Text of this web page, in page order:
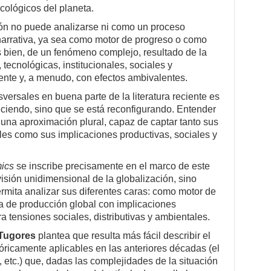
del planeta.
no puede analizarse ni como un proceso
ya sea como motor de progreso o como
de un fenómeno complejo, resultado de la
institucionales, sociales y
y, a menudo, con efectos ambivalentes.
en buena parte de la literatura reciente es
sino que se está reconfigurando. Entender
aproximación plural, capaz de captar tanto sus
como sus implicaciones productivas, sociales y
se inscribe precisamente en el marco de este
unidimensional de la globalización, sino
analizar sus diferentes caras: como motor de
de producción global con implicaciones
tensiones sociales, distributivas y ambientales.
plantea que resulta más fácil describir el
aplicables en las anteriores décadas (el
que, dadas las complejidades de la situación